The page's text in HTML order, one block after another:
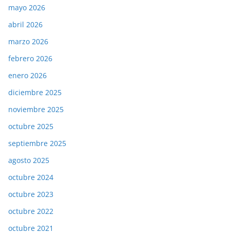
mayo 2026
abril 2026
marzo 2026
febrero 2026
enero 2026
diciembre 2025
noviembre 2025
octubre 2025
septiembre 2025
agosto 2025
octubre 2024
octubre 2023
octubre 2022
octubre 2021